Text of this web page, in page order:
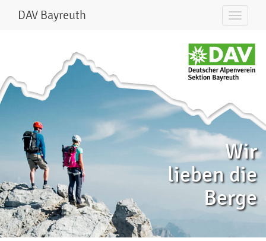
DAV Bayreuth
Wir
lieben die
Berge